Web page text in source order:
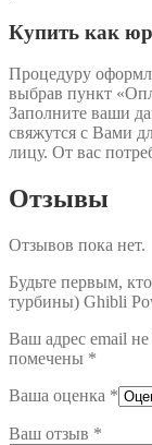
Купить как
Процедуру
выбрав пункт
Заполните ваши
свяжутся с Вами
лицу. От вас
Отзывы
Отзывов пока нет.
Будьте первым,
турбины) Ghibli
Ваш адрес email не
помечены *
Ваша оценка *
Ваш отзыв *